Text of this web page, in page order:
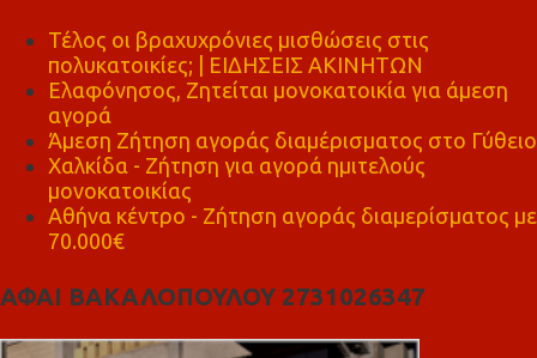
Τέλος οι βραχυχρόνιες μισθώσεις στις
πολυκατοικίες; | ΕΙΔΗΣΕΙΣ ΑΚΙΝΗΤΩΝ
Ελαφόνησος, Ζητείται μονοκατοικία για άμεση
αγορά
Άμεση Ζήτηση αγοράς διαμέρισματος στο Γύθειο
Χαλκίδα - Ζήτηση για αγορά ημιτελούς
μονοκατοικίας
Αθήνα κέντρο - Ζήτηση αγοράς διαμερίσματος με
70.000€
ΑΦΑΙ ΒΑΚΑΛΟΠΟΥΛΟΥ 2731026347